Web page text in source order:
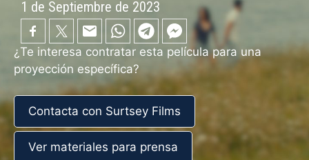
1 de Septiembre de 2023
¿Te interesa contratar esta película para una
proyección específica?
Contacta con Surtsey Films
Ver materiales para prensa